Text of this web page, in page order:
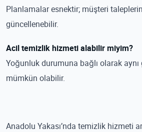
Planlamalar esnektir; müşteri
güncellenebilir.
Acil temizlik hizmeti alabilir miyim?
Yoğunluk durumuna bağlı olarak
mümkün olabilir.
Anadolu Yakası’nda temizlik hizmeti